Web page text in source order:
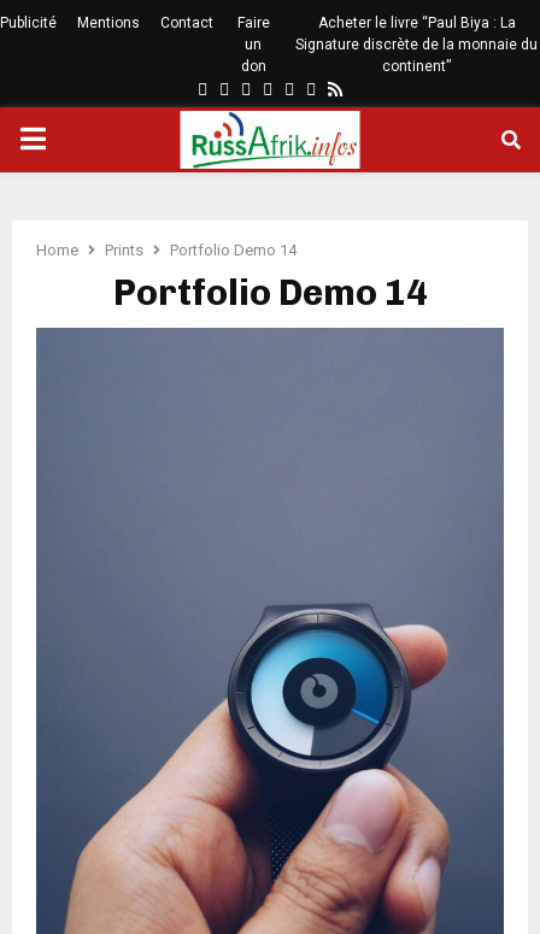
Publicité Mentions Contact
Faire
un
don
Acheter le livre “Paul Biya : La
Signature discrète de la monnaie du
continent”
Home Prints Portfolio Demo 14
Portfolio Demo 14